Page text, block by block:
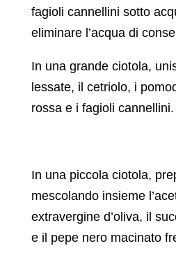
fagioli cannellini sotto
eliminare l’acqua di
In una grande ciotola,
lessate, il cetriolo, i
rossa e i fagioli cannellini.
In una piccola ciotola,
mescolando insieme
extravergine d’oliva, il
e il pepe nero macinato